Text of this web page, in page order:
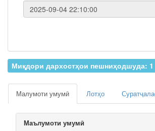
Миқдори дархостҳои пешниҳодшуда: 1
Малумоти умумӣ Лотҳо
Маълумоти умумӣ